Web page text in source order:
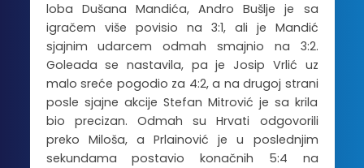
loba Dušana Mandića, Andro Bušlje je sa
igračem više povisio na 3:1, ali je Mandić
sjajnim udarcem odmah smajnio na 3:2.
Goleada se nastavila, pa je Josip Vrlić uz
malo sreće pogodio za 4:2, a na drugoj strani
posle sjajne akcije Stefan Mitrović je sa krila
bio precizan. Odmah su Hrvati odgovorili
preko Miloša, a Prlainović je u poslednjim
sekundama postavio konačnih 5:4 na